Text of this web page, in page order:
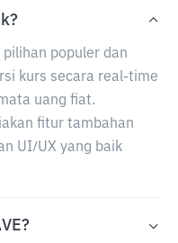
populer dan
kurs secara real-time
uang fiat.
fitur tambahan
UI/UX yang baik